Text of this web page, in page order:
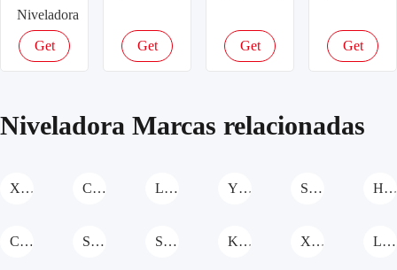
Niveladora
Get
Get
Get
Get
Niveladora Marcas relacionadas
XCMG Niveladora CASE Niveladora LiaoYuan Machinery Niveladora YTO Group Niveladora SHANMON Niveladora Hengwang Niveladora
Cat Niveladora SANY Niveladora Shantui Niveladora KOMATSU Niveladora XGMA Niveladora Lovol Niveladora